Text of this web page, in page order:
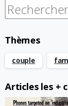
Rechercher
Thèmes
couple
Articles les +